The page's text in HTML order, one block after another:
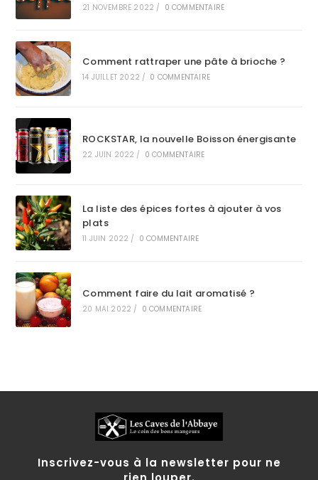
21 NOVEMBRE 2022 / 0 COMMENTAIRE
Comment rattraper une pâte à brioche ?
14 JUILLET 2022 / 0 COMMENTAIRE
ROCKSTAR, la nouvelle Boisson énergisante
22 JUIN 2022 / 0 COMMENTAIRE
La liste des épices fortes à ajouter à vos
plats
11 JUIN 2022 / 0 COMMENTAIRE
Comment faire du lait aromatisé ?
20 MAI 2022 / 0 COMMENTAIRE
Inscrivez-vous à la newsletter pour ne